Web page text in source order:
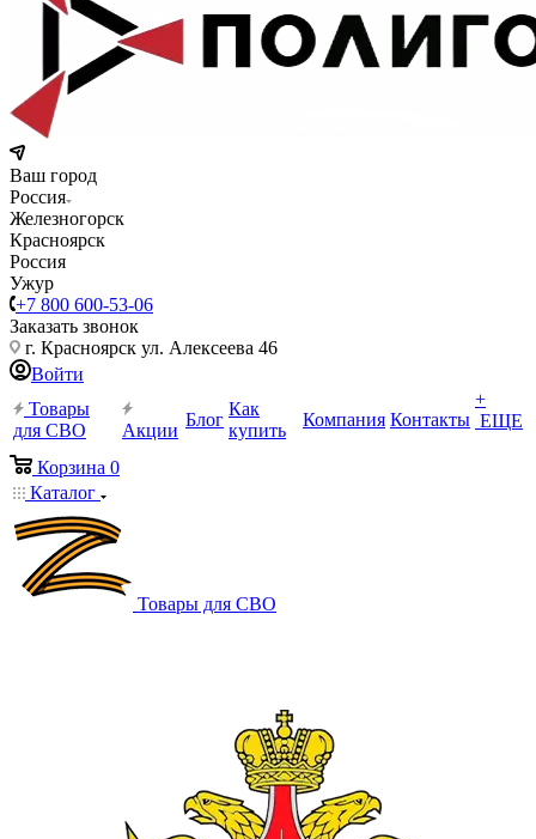
Ваш город
Россия
Железногорск
Красноярск
Россия
Ужур
+7 800 600-53-06
Заказать звонок
г. Красноярск ул. Алексеева 46
Войти
Товары
для СВО
Акции
Блог
Как
купить
Компания Контакты
+
ЕЩЕ
Корзина 0
Каталог
Товары для СВО